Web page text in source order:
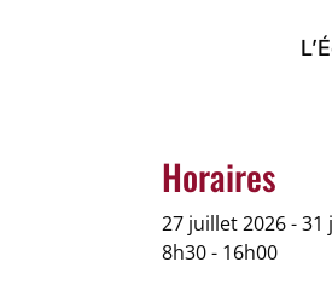
Horaires
27 juillet 2026 - 31
8h30 - 16h00